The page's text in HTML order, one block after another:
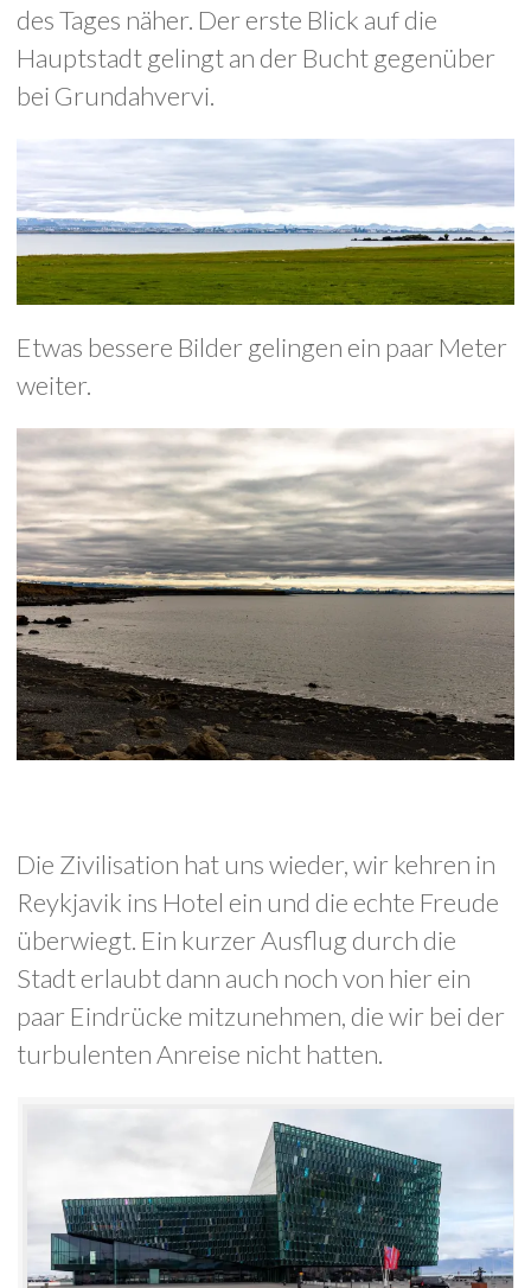
des Tages näher. Der erste Blick auf die
Hauptstadt gelingt an der Bucht gegenüber
bei Grundahvervi.
Etwas bessere Bilder gelingen ein paar Meter
weiter.
Die Zivilisation hat uns wieder, wir kehren in
Reykjavik ins Hotel ein und die echte Freude
überwiegt. Ein kurzer Ausflug durch die
Stadt erlaubt dann auch noch von hier ein
paar Eindrücke mitzunehmen, die wir bei der
turbulenten Anreise nicht hatten.